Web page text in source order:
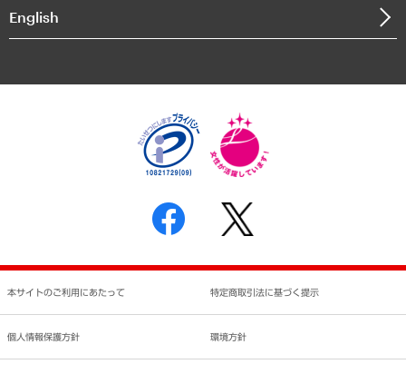
個人情報保護方針
反社会的勢力に対する基本方針
書面による個人情報の開示等の請求の手続きについて
English
本サイトのご利用にあたって 特定商取引法に基づく提示
個人情報保護方針 環境方針